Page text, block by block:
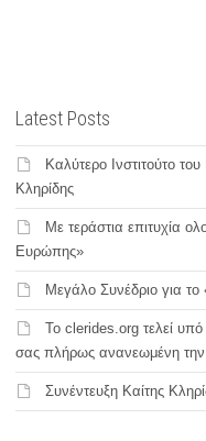
Latest Posts
Καλύτερο Ινστιτούτο
Κληρίδης
Με τεράστια επιτυχία
Ευρώπης»
Μεγάλο Συνέδριο για
Το clerides.org τελεί υπό
σας πλήρως ανανεωμένη
Συνέντευξη Καίτης